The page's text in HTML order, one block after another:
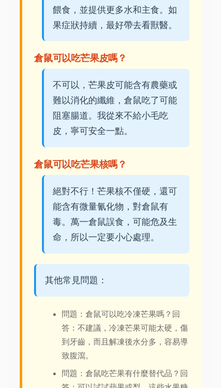
餵食，並提供更多水和主食。如
果症狀持續，最好帶去看獸醫。
倉鼠可以吃芒果皮嗎？
不可以，芒果皮可能含有農藥或
難以消化的纖維，倉鼠吃了可能
阻塞腸道。我從來不給小毛吃
皮，寧可安全一點。
倉鼠可以吃芒果核嗎？
絕對不行！芒果核不僅硬，還可
能含有微量氰化物，對倉鼠有
毒。萬一倉鼠誤食，可能危及生
命，所以一定要小心處理。
其他常見問題：
問題：倉鼠可以吃冷凍芒果嗎？回
答：不建議，冷凍芒果可能太硬，傷
到牙齒，而且解凍後水分多，容易導
致腹瀉。
問題：倉鼠吃芒果有什麼替代品？回